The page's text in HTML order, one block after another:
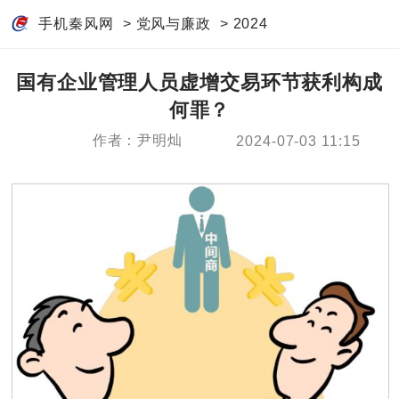
手机秦风网 > 党风与廉政 > 2024
国有企业管理人员虚增交易环节获利构成
何罪？
作者：尹明灿 2024-07-03 11:15